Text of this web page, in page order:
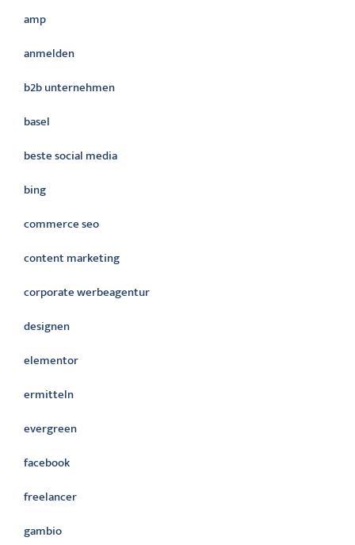
amp
anmelden
b2b unternehmen
basel
beste social media
bing
commerce seo
content marketing
corporate werbeagentur
designen
elementor
ermitteln
evergreen
facebook
freelancer
gambio